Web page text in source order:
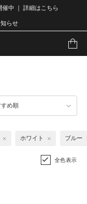
催中 ｜ 詳細はこちら
らせ
すめ順
ホワイト ブルー
全色表示